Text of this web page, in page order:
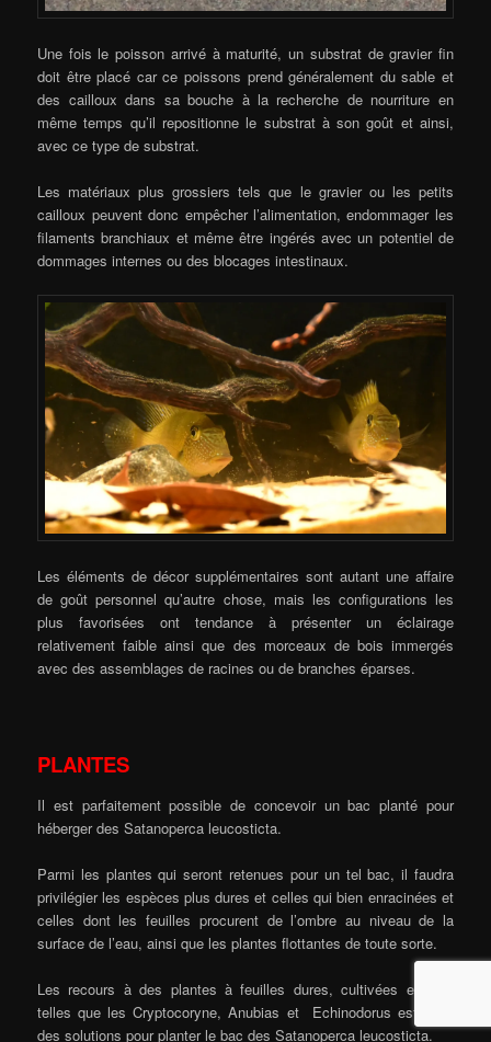
Une fois le poisson arrivé à maturité, un substrat de gravier fin
doit être placé car ce poissons prend généralement du sable et
des cailloux dans sa bouche à la recherche de nourriture en
même temps qu’il repositionne le substrat à son goût et ainsi,
avec ce type de substrat.
Les matériaux plus grossiers tels que le gravier ou les petits
cailloux peuvent donc empêcher l’alimentation, endommager les
filaments branchiaux et même être ingérés avec un potentiel de
dommages internes ou des blocages intestinaux.
Les éléments de décor supplémentaires sont autant une affaire
de goût personnel qu’autre chose, mais les configurations les
plus favorisées ont tendance à présenter un éclairage
relativement faible ainsi que des morceaux de bois immergés
avec des assemblages de racines ou de branches éparses.
PLANTES
Il est parfaitement possible de concevoir un bac planté pour
héberger des Satanoperca leucosticta.
Parmi les plantes qui seront retenues pour un tel bac, il faudra
privilégier les espèces plus dures et celles qui bien enracinées et
celles dont les feuilles procurent de l’ombre au niveau de la
surface de l’eau, ainsi que les plantes flottantes de toute sorte.
Les recours à des plantes à feuilles dures, cultivées en pot,
telles que les Cryptocoryne, Anubias et Echinodorus est l’une
des solutions pour planter le bac des Satanoperca leucosticta.